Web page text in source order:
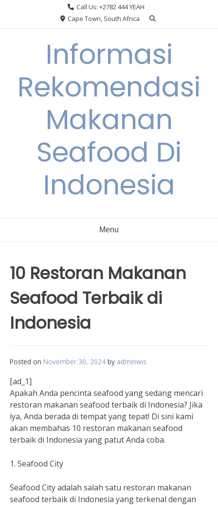
Call Us: +2782 444 YEAH
Cape Town, South Africa
Informasi
Rekomendasi
Makanan
Seafood Di
Indonesia
Menu
10 Restoran Makanan
Seafood Terbaik di
Indonesia
Posted on November 30, 2024 by adminwis
[ad_1]
Apakah Anda pencinta seafood yang sedang mencari
restoran makanan seafood terbaik di Indonesia? Jika
iya, Anda berada di tempat yang tepat! Di sini kami
akan membahas 10 restoran makanan seafood
terbaik di Indonesia yang patut Anda coba.
1. Seafood City
Seafood City adalah salah satu restoran makanan
seafood terbaik di Indonesia yang terkenal dengan